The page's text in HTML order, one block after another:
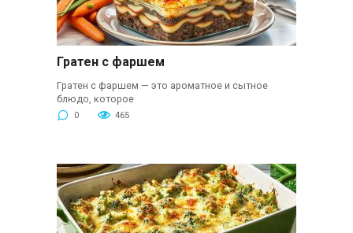
Гратен с фаршем
Гратен с фаршем — это ароматное и сытное
блюдо, которое
0 465